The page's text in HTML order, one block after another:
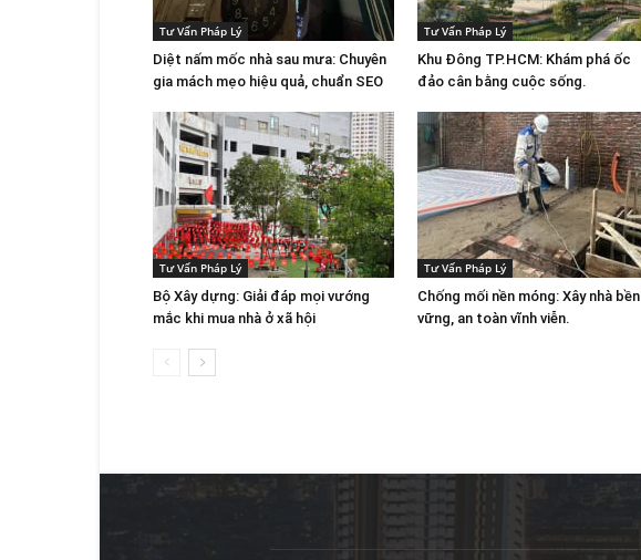
Tư Vấn Pháp Lý
Diệt nấm mốc nhà sau mưa: Chuyên
gia mách mẹo hiệu quả, chuẩn SEO
Tư Vấn Pháp Lý
Khu Đông TP.HCM: Khám phá ốc
đảo cân bằng cuộc sống.
Tư Vấn Pháp Lý
Bộ Xây dựng: Giải đáp mọi vướng
mắc khi mua nhà ở xã hội
Tư Vấn Pháp Lý
Chống mối nền móng: Xây nhà bền
vững, an toàn vĩnh viễn.